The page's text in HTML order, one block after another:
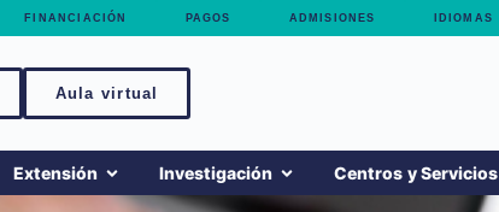
FINANCIACIÓN PAGOS ADMISIONES IDIOMAS
Aula virtual
Extensión Investigación Centros y Servicios